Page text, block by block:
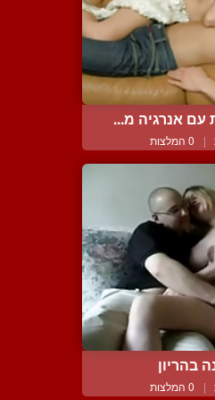
עם אנרגיה מ...
| 0 המלצות
בהריון
| 0 המלצות